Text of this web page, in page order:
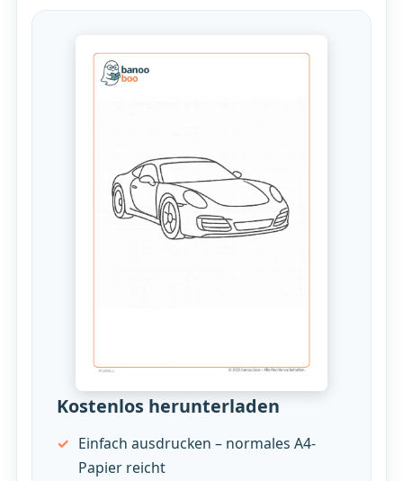
Kostenlos herunterladen
Einfach ausdrucken – normales A4-
Papier reicht